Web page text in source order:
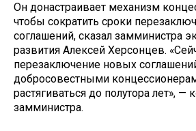
Он донастраивает механизм
чтобы сократить сроки
соглашений, сказал замминистра
развития Алексей Херсонцев.
перезаключение новых
добросовестными
растягиваться до полутора лет», —
замминистра.